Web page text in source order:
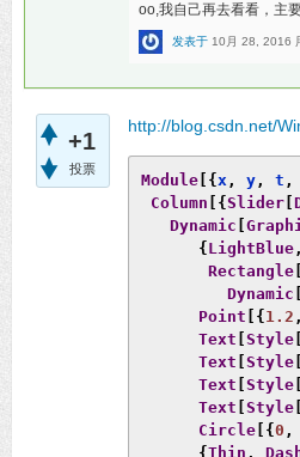
oo,我自己再去看看，主
发表于 10月 28, 2016
+1
投票
http://blog.csdn.net/
Module [{ x , y , t ,
Column [{ Slider
Dynamic
{ LightBlue ,
Rectangle
Dynamic
Point [{ 1.2 ,
Text Style
Text Style
Text Style
Text Style
Circle [{ 0 ,
{ Thin ,